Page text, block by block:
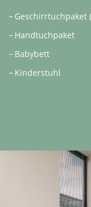
Geschirrtuchpaket
Handtuchpaket
Babybett
Kinderstuhl